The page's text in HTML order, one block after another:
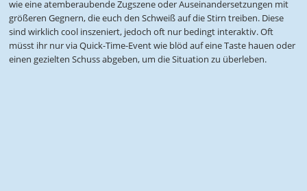
wie eine atemberaubende Zugszene oder Auseinandersetzungen mit
größeren Gegnern, die euch den Schweiß auf die Stirn treiben. Diese
sind wirklich cool inszeniert, jedoch oft nur bedingt interaktiv. Oft
müsst ihr nur via Quick-Time-Event wie blöd auf eine Taste hauen oder
einen gezielten Schuss abgeben, um die Situation zu überleben.